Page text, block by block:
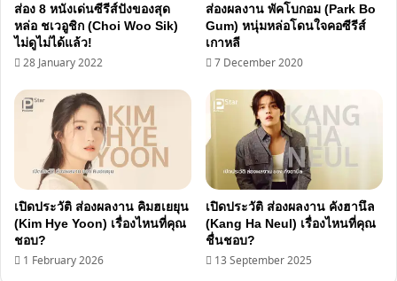
ส่อง 8 หนังเด่นซีรีส์ปังของสุด
หล่อ ชเวอูชิก (Choi Woo Sik)
ไม่ดูไม่ได้แล้ว!
28 January 2022
ส่องผลงาน พัคโบกอม (Park Bo
Gum) หนุ่มหล่อโดนใจคอซีรีส์
เกาหลี
7 December 2020
เปิดประวัติ ส่องผลงาน คิมฮเยยุน
(Kim Hye Yoon) เรื่องไหนที่คุณ
ชอบ?
1 February 2026
เปิดประวัติ ส่องผลงาน คังฮานึล
(Kang Ha Neul) เรื่องไหนที่คุณ
ชื่นชอบ?
13 September 2025